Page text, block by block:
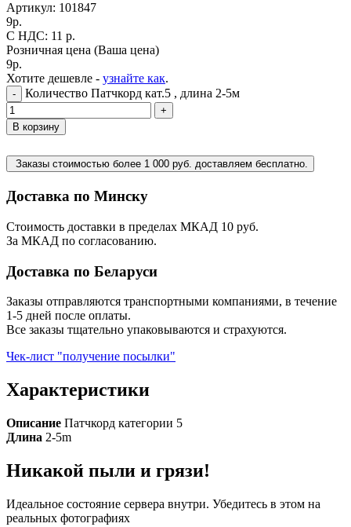
Артикул: 101847
9р.
C НДС: 11 р.
Розничная цена (Ваша цена)
9р.
Хотите дешевле - узнайте как.
- Количество Патчкорд кат.5 , длина 2-5м
+
В корзину
Заказы стоимостью более 1 000 руб. доставляем бесплатно.
Доставка по Минску
Стоимость доставки в пределах МКАД 10 руб.
За МКАД по согласованию.
Доставка по Беларуси
Заказы отправляются транспортными компаниями, в течение
1-5 дней после оплаты.
Все заказы тщательно упаковываются и страхуются.
Чек-лист "получение посылки"
Характеристики
Описание Патчкорд категории 5
Длина 2-5m
Никакой пыли и грязи!
Идеальное состояние сервера внутри. Убедитесь в этом на
реальных фотографиях